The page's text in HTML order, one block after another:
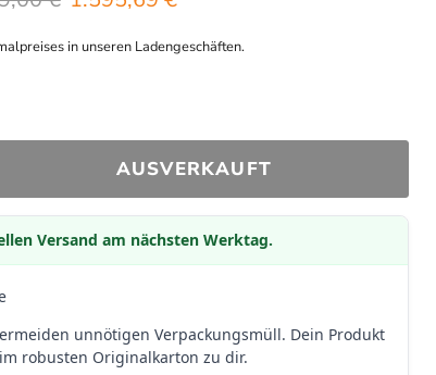
in unseren Ladengeschäften.
AUSVERKAUFT
Versand am nächsten Werktag.
unnötigen Verpackungsmüll. Dein Produkt
robusten Originalkarton zu dir.